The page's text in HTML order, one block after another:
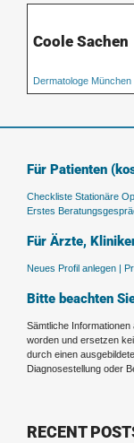
Coole Sachen
Dermatologe München
Für Patienten
Checkliste Stationäre
Erstes
Für Ärzte,
Neues Profil anlegen |
Bitte beachten
Sämtliche
worden und ersetzen
durch einen
Diagnosestellung oder
RECENT